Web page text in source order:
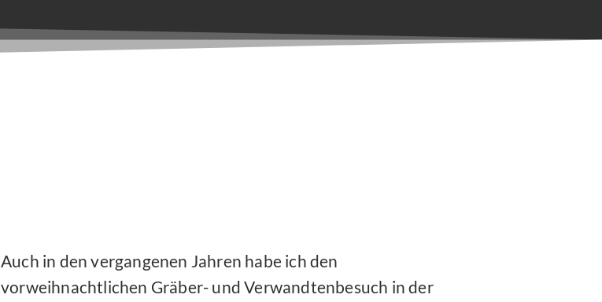
Auch in den vergangenen Jahren habe ich den
vorweihnachtlichen Gräber- und Verwandtenbesuch in der